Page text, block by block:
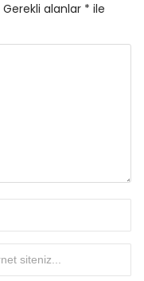
Gerekli alanlar * ile